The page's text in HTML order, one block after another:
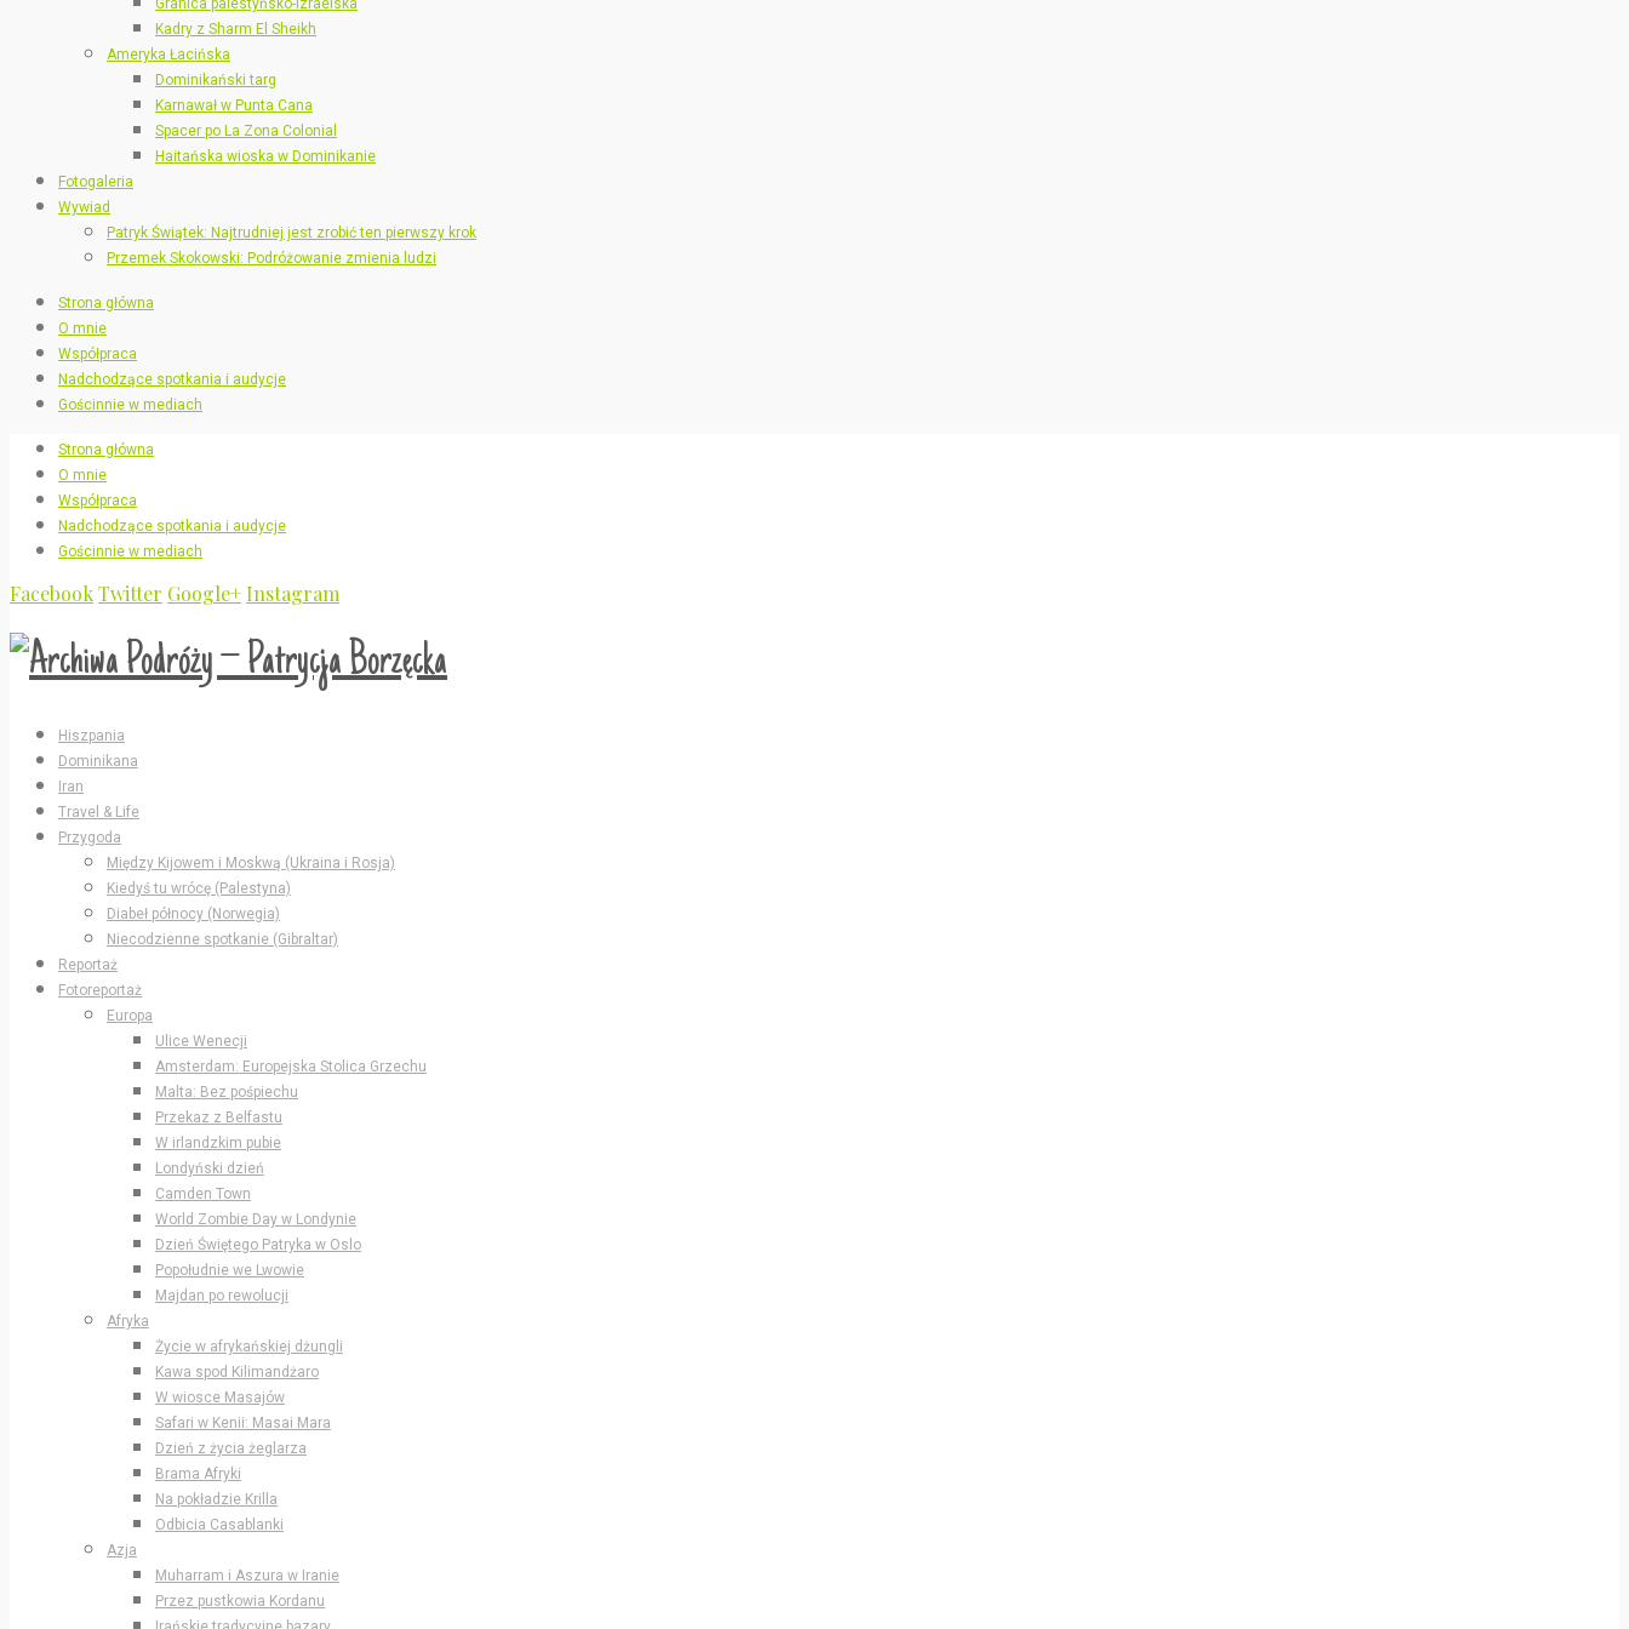
Kadry z Sharm El Sheikh
Ameryka Łacińska
Dominikański targ
Karnawał w Punta Cana
Spacer po La Zona Colonial
Haitańska wioska w Dominikanie
Fotogaleria
Wywiad
Patryk Świątek: Najtrudniej jest zrobić ten pierwszy krok
Przemek Skokowski: Podróżowanie zmienia ludzi
Strona główna
O mnie
Współpraca
Nadchodzące spotkania i audycje
Gościnnie w mediach
Strona główna
O mnie
Współpraca
Nadchodzące spotkania i audycje
Gościnnie w mediach
FacebookTwitter Google+Instagram
Hiszpania
Dominikana
Iran
Travel & Life
Przygoda
Między Kijowem i Moskwą (Ukraina i Rosja)
Kiedyś tu wrócę (Palestyna)
Diabeł północy (Norwegia)
Niecodzienne spotkanie (Gibraltar)
Reportaż
Fotoreportaż
Europa
Ulice Wenecji
Amsterdam: Europejska Stolica Grzechu
Malta: Bez pośpiechu
Przekaz z Belfastu
W irlandzkim pubie
Londyński dzień
Camden Town
World Zombie Day w Londynie
Dzień Świętego Patryka w Oslo
Popołudnie we Lwowie
Majdan po rewolucji
Afryka
Życie w afrykańskiej dżungli
Kawa spod Kilimandżaro
W wiosce Masajów
Safari w Kenii: Masai Mara
Dzień z życia żeglarza
Brama Afryki
Na pokładzie Krilla
Odbicia Casablanki
Azja
Muharram i Aszura w Iranie
Przez pustkowia Kordanu